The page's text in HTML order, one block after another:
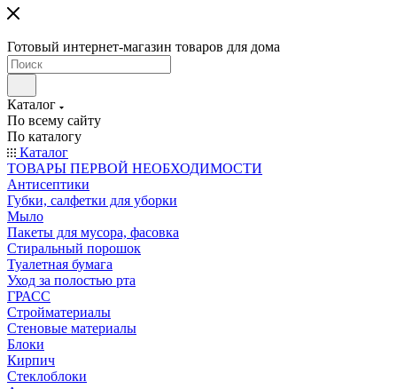
Готовый интернет-магазин товаров для дома
Каталог
По всему сайту
По каталогу
Каталог
ТОВАРЫ ПЕРВОЙ НЕОБХОДИМОСТИ
Антисептики
Губки, салфетки для уборки
Мыло
Пакеты для мусора, фасовка
Стиральный порошок
Туалетная бумага
Уход за полостью рта
ГРАСС
Стройматериалы
Стеновые материалы
Блоки
Кирпич
Стеклоблоки